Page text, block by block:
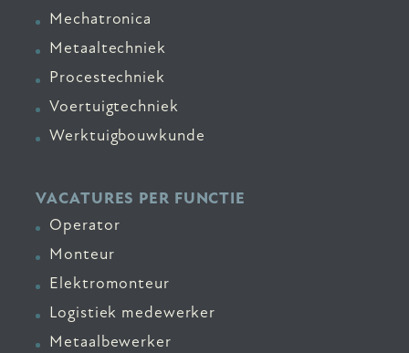
Mechatronica
Metaaltechniek
Procestechniek
Voertuigtechniek
Werktuigbouwkunde
VACATURES PER FUNCTIE
Operator
Monteur
Elektromonteur
Logistiek medewerker
Metaalbewerker